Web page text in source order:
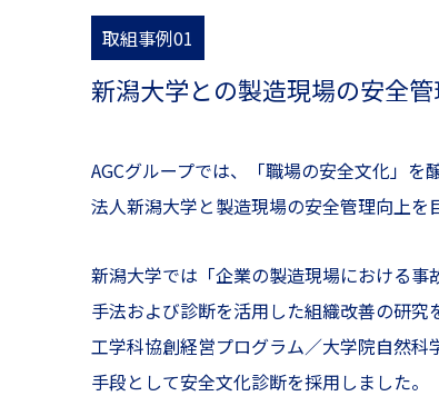
取組事例01
新潟大学との製造現場の安全
AGCグループでは、「職場の安全文化」
法人新潟大学と製造現場の安全管理向上を
新潟大学では「企業の製造現場における
手法および診断を活用した組織改善の研
工学科協創経営プログラム／大学院自然
手段として安全文化診断を採用しました。